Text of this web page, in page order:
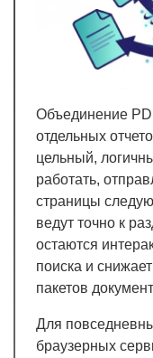
Объединение
отдельных
цельный,
работать,
страницы
ведут точно к
остаются
поиска и
пакетов
Для
браузерных